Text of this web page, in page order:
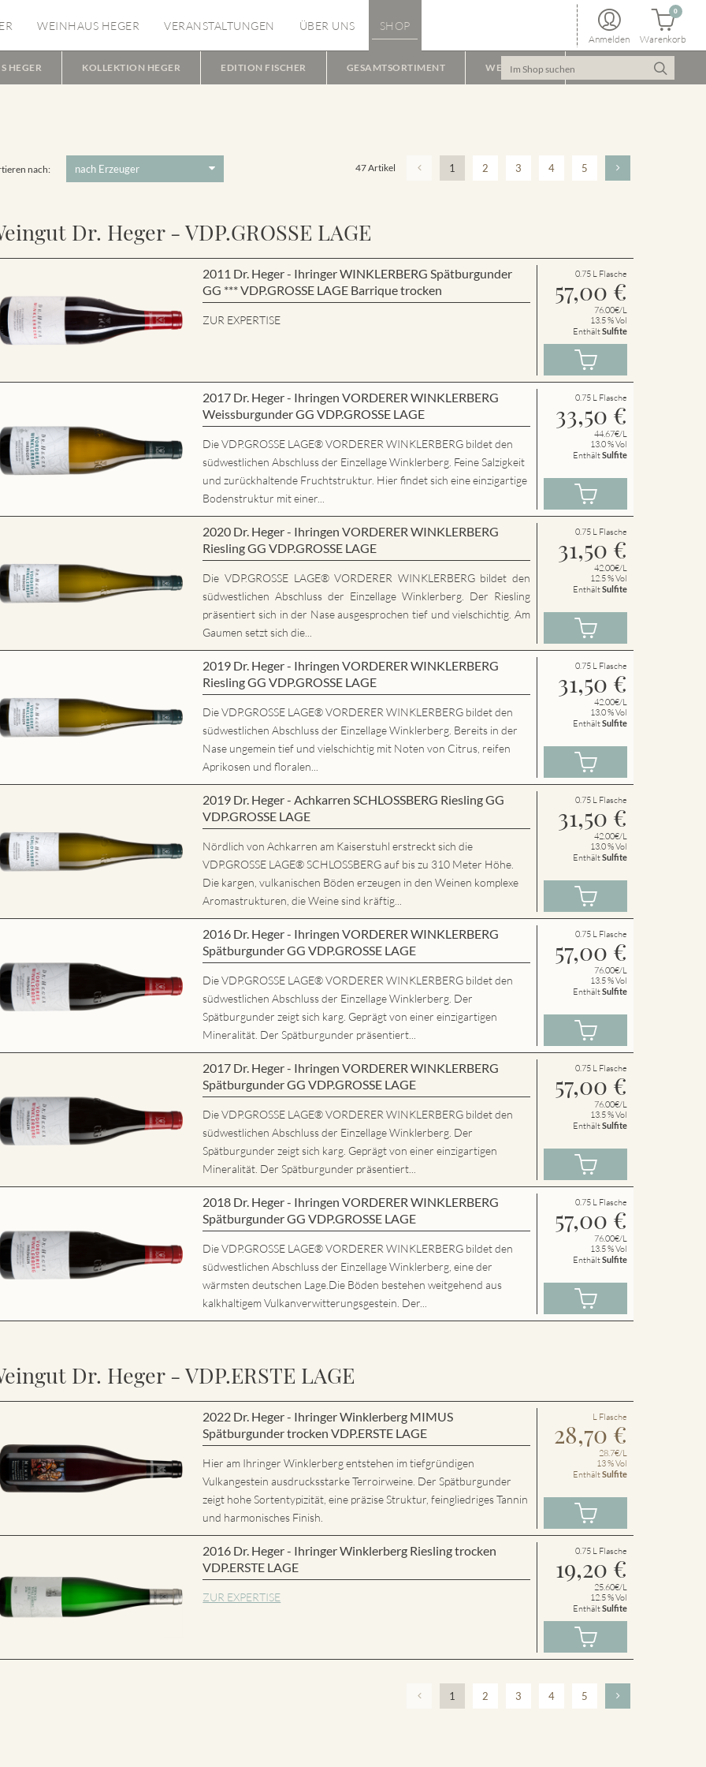
WEINHAUS HEGER VERANSTALTUNGEN ÜBER UNS SHOP
Anmelden Warenkorb
0
HEGER KOLLEKTION HEGER EDITION FISCHER GESAMTSORTIMENT WEINPAKET
nach: 47 Artikel 1 2 3 4 5
Dr. Heger - VDP.GROSSE LAGE
2011 Dr. Heger - Ihringer WINKLERBERG Spätburgunder
GG *** VDP.GROSSE LAGE Barrique trocken
ZUR EXPERTISE
0.75 L Flasche
57,00 €
76.00€/L
13.5 % Vol
EnthältSulfite
2017 Dr. Heger - Ihringen VORDERER WINKLERBERG
Weissburgunder GG VDP.GROSSE LAGE
Die VDP.GROSSE LAGE® VORDERER WINKLERBERG bildet den
südwestlichen Abschluss der Einzellage Winklerberg. Feine Salzigkeit
und zurückhaltende Fruchtstruktur. Hier findet sich eine einzigartige
Bodenstruktur mit einer...
0.75 L Flasche
33,50 €
44.67€/L
13.0 % Vol
EnthältSulfite
2020 Dr. Heger - Ihringen VORDERER WINKLERBERG
Riesling GG VDP.GROSSE LAGE
Die VDP.GROSSE LAGE® VORDERER WINKLERBERG bildet den
südwestlichen Abschluss der Einzellage Winklerberg. Der Riesling
präsentiert sich in der Nase ausgesprochen tief und vielschichtig. Am
Gaumen setzt sich die...
0.75 L Flasche
31,50 €
42.00€/L
12.5 % Vol
EnthältSulfite
2019 Dr. Heger - Ihringen VORDERER WINKLERBERG
Riesling GG VDP.GROSSE LAGE
Die VDP.GROSSE LAGE® VORDERER WINKLERBERG bildet den
südwestlichen Abschluss der Einzellage Winklerberg. Bereits in der
Nase ungemein tief und vielschichtig mit Noten von Citrus, reifen
Aprikosen und floralen...
0.75 L Flasche
31,50 €
42.00€/L
13.0 % Vol
EnthältSulfite
2019 Dr. Heger - Achkarren SCHLOSSBERG Riesling GG
VDP.GROSSE LAGE
Nördlich von Achkarren am Kaiserstuhl erstreckt sich die
VDP.GROSSE LAGE® SCHLOSSBERG auf bis zu 310 Meter Höhe.
Die kargen, vulkanischen Böden erzeugen in den Weinen komplexe
Aromastrukturen, die Weine sind kräftig...
0.75 L Flasche
31,50 €
42.00€/L
13.0 % Vol
EnthältSulfite
2016 Dr. Heger - Ihringen VORDERER WINKLERBERG
Spätburgunder GG VDP.GROSSE LAGE
Die VDP.GROSSE LAGE® VORDERER WINKLERBERG bildet den
südwestlichen Abschluss der Einzellage Winklerberg. Der
Spätburgunder zeigt sich karg. Geprägt von einer einzigartigen
Mineralität. Der Spätburgunder präsentiert...
0.75 L Flasche
57,00 €
76.00€/L
13.5 % Vol
EnthältSulfite
2017 Dr. Heger - Ihringen VORDERER WINKLERBERG
Spätburgunder GG VDP.GROSSE LAGE
Die VDP.GROSSE LAGE® VORDERER WINKLERBERG bildet den
südwestlichen Abschluss der Einzellage Winklerberg. Der
Spätburgunder zeigt sich karg. Geprägt von einer einzigartigen
Mineralität. Der Spätburgunder präsentiert...
0.75 L Flasche
57,00 €
76.00€/L
13.5 % Vol
EnthältSulfite
2018 Dr. Heger - Ihringen VORDERER WINKLERBERG
Spätburgunder GG VDP.GROSSE LAGE
Die VDP.GROSSE LAGE® VORDERER WINKLERBERG bildet den
südwestlichen Abschluss der Einzellage Winklerberg, eine der
wärmsten deutschen Lage.Die Böden bestehen weitgehend aus
kalkhaltigem Vulkanverwitterungsgestein. Der...
0.75 L Flasche
57,00 €
76.00€/L
13.5 % Vol
EnthältSulfite
Dr. Heger - VDP.ERSTE LAGE
2022 Dr. Heger - Ihringer Winklerberg MIMUS
Spätburgunder trocken VDP.ERSTE LAGE
Hier am Ihringer Winklerberg entstehen im tiefgründigen
Vulkangestein ausdrucksstarke Terroirweine. Der Spätburgunder
zeigt hohe Sortentypizität, eine präzise Struktur, feingliedriges Tannin
und harmonisches Finish.
L Flasche
28,70 €
28.7€/L
13 % Vol
EnthältSulfite
2016 Dr. Heger - Ihringer Winklerberg Riesling trocken
VDP.ERSTE LAGE
ZUR EXPERTISE
0.75 L Flasche
19,20 €
25.60€/L
12.5 % Vol
EnthältSulfite
1 2 3 4 5